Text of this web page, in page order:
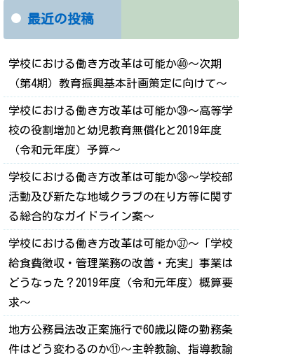
最近の投稿
学校における働き方改革は可能か㊵～次期
（第4期）教育振興基本計画策定に向けて～
学校における働き方改革は可能か㊴～高等学
校の役割増加と幼児教育無償化と2019年度
（令和元年度）予算～
学校における働き方改革は可能か㊳～学校部
活動及び新たな地域クラブの在り方等に関す
る総合的なガイドライン案～
学校における働き方改革は可能か㊲～「学校
給食費徴収・管理業務の改善・充実」事業は
どうなった？2019年度（令和元年度）概算要
求～
地方公務員法改正案施行で60歳以降の勤務条
件はどう変わるのか⑪～主幹教諭、指導教諭